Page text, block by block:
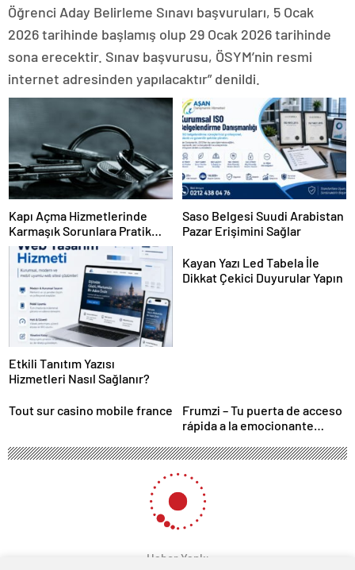
Öğrenci Aday Belirleme Sınavı başvuruları, 5 Ocak
2026 tarihinde başlamış olup 29 Ocak 2026 tarihinde
sona erecektir. Sınav başvurusu, ÖSYM’nin resmi
internet adresinden yapılacaktır” denildi.
Kapı Açma Hizmetlerinde
Karmaşık Sorunlara Pratik
Çözümler
Saso Belgesi Suudi Arabistan
Pazar Erişimini Sağlar
Etkili Tanıtım Yazısı
Hizmetleri Nasıl Sağlanır?
Kayan Yazı Led Tabela İle
Dikkat Çekici Duyurular Yapın
Tout sur casino mobile france
Frumzi – Tu puerta de acceso
rápida a la emocionante
Haber Yankı